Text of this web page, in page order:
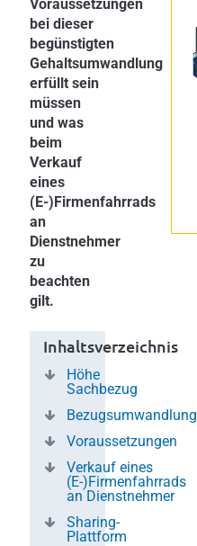
Voraussetzungen
bei dieser
begünstigten
Gehaltsumwandlung
erfüllt sein
müssen
und was
beim
Verkauf
eines
(E-)Firmenfahrrads
an
Dienstnehmer
zu
beachten
gilt.
Inhaltsverzeichnis
Höhe
Sachbezug
Bezugsumwandlung
Voraussetzungen
Verkauf eines
(E-)Firmenfahrrads
an Dienstnehmer
Sharing-
Plattform